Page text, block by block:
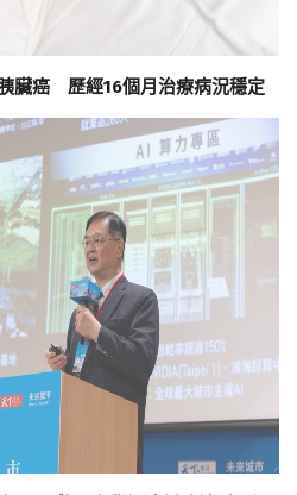
臟癌 歷經16個月治療病況穩定